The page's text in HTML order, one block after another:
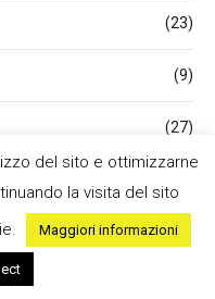
(23)
(9)
(27)
(29)
del sito e ottimizzarne
la visita del sito
Maggiori informazioni